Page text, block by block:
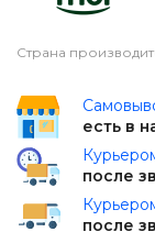
Страна
есть в
после
после